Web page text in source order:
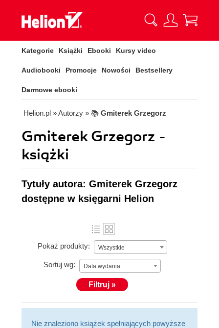
Kategorie Książki Ebooki Kursy video
Audiobooki Promocje Nowości Bestsellery
Darmowe ebooki
Helion.pl » Autorzy » 📚 Gmiterek Grzegorz
Gmiterek Grzegorz -
książki
Tytuły autora: Gmiterek Grzegorz
dostępne w księgarni Helion
Pokaż produkty: Wszystkie
Sortuj wg: Data wydania
Filtruj »
Nie znaleziono książek spełniających powyższe